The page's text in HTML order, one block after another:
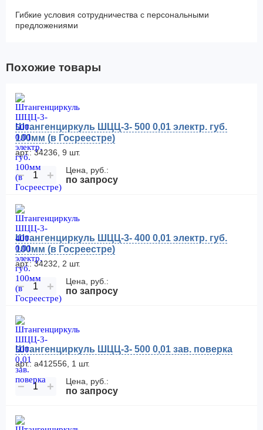
Гибкие условия сотрудничества с персональными
предложениями
Похожие товары
Штангенциркуль ШЦЦ-3- 500 0,01 электр. губ.
100мм (в Госреестре)
арт.: 34236, 9 шт.
− + Цена, руб.:
по запросу
Штангенциркуль ШЦЦ-3- 400 0,01 электр. губ.
100мм (в Госреестре)
арт.: 34232, 2 шт.
− + Цена, руб.:
по запросу
Штангенциркуль ШЦЦ-3- 500 0,01 зав. поверка
арт.: а412556, 1 шт.
− + Цена, руб.:
по запросу